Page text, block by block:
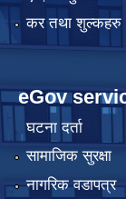
कर तथा शुल्कहरु
eGov
घटना दर्ता
सामाजिक सुरक्षा
नागरिक वडापत्र